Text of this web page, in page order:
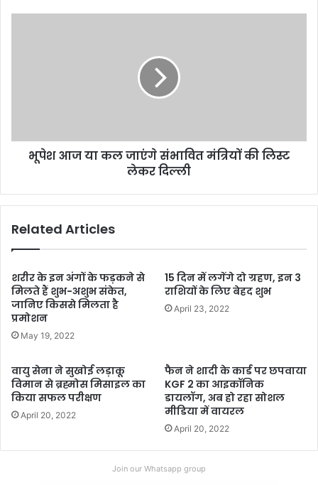
लिस्ट
भूपेश आज या कल जाएंगे संभावित मंत्रियों की लिस्ट
लेकर दिल्ली
Related Articles
शरीर के इन अंगों के फड़कने से
मिलते हैं शुभ-अशुभ संकेत,
जानिए किससे मिलता है
प्रमोशन
May 19, 2022
15 दिन में लगेंगे दो ग्रहण, इन 3
राशियों के लिए बेहद शुभ
April 23, 2022
वायु सेना ने सुखोई लड़ाकू
विमान से ब्रह्मोस मिसाइल का
किया सफल परीक्षण
April 20, 2022
फैन ने शादी के कार्ड पर छपवाया
KGF 2 का आइकॉनिक
डायलॉग, अब हो रहा सोशल
मीडिया में वायरल
April 20, 2022
Join our Whatsapp group